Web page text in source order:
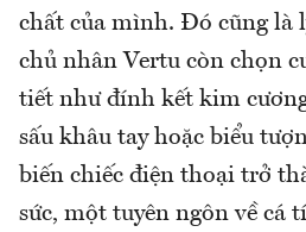
chất của mình. Đó cũng là
chủ nhân Vertu còn chọn
tiết như đính kết kim
sấu khâu tay hoặc biểu
biến chiếc điện thoại trở
sức, một tuyên ngôn về cá